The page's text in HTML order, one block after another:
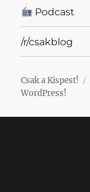
Podcast
/r/csakblog
Csak a Kispest!
WordPress!